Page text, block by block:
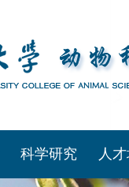
科学研究 人